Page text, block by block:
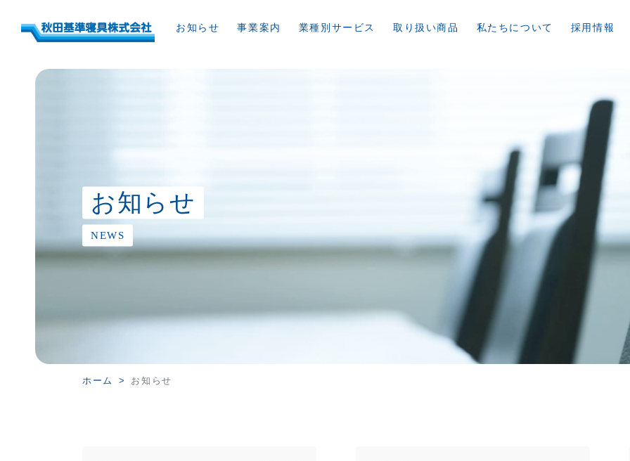
お知らせ 事業案内 業種別サービス 取り扱い商品 私たちについて 採用情報
お知らせ
NEWS
ホーム お知らせ